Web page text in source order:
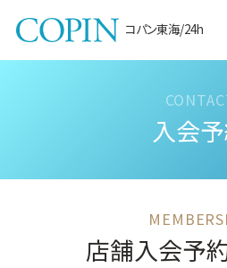
コパン東海/24h
入会
店舗入会予